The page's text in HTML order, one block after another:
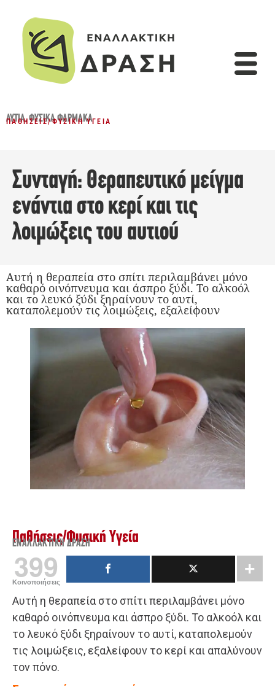
ΑΥΤΙΆ,ΦΥΣΙΚΆ ΦΆΡΜΑΚΑ
ΠΑΘΉΣΕΙΣ/ΦΥΣΙΚΉ ΥΓΕΊΑ
Συνταγή: Θεραπευτικό μείγμα
ενάντια στο κερί και τις
λοιμώξεις του αυτιού
Αυτή η θεραπεία στο σπίτι περιλαμβάνει μόνο
καθαρό οινόπνευμα και άσπρο ξύδι. Το αλκοόλ
και το λευκό ξύδι ξηραίνουν το αυτί,
καταπολεμούν τις λοιμώξεις, εξαλείφουν
Παθήσεις/Φυσική Υγεία
ΕΝΑΛΛΑΚΤΙΚΉ ΔΡΆΣΗ
399
Κοινοποιήσεις
Αυτή η θεραπεία στο σπίτι περιλαμβάνει μόνο
καθαρό οινόπνευμα και άσπρο ξύδι. Το αλκοόλ και
το λευκό ξύδι ξηραίνουν το αυτί, καταπολεμούν
τις λοιμώξεις, εξαλείφουν το κερί και απαλύνουν
τον πόνο.